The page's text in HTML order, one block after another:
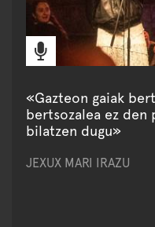
«Gazteon gaiak
bertsozalea ez den
bilatzen dugu»
JEXUX MARI IRAZU